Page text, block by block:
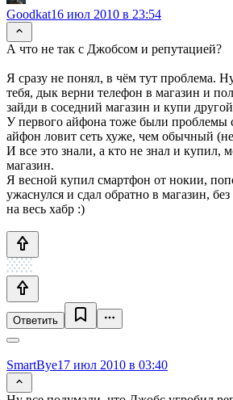
Goodkat16 июл 2010 в 23:54
А что не так с Джобсом и репутацией?
Я сразу не понял, в чём тут проблема.
тебя, дык верни телефон в магазин и
зайди в соседний магазин и купи
У первого айфона тоже были проблемы
айфон ловит сеть хуже, чем обычный
И все это знали, а кто не знал и купил,
магазин.
Я весной купил смартфон от нокии,
ужаснулся и сдал обратно в магазин,
на весь хабр :)
Ответить
SmartBye17 июл 2010 в 03:40